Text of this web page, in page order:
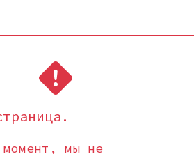
момент, мы не